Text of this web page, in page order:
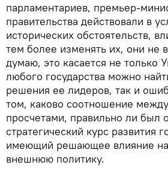
парламентариев, премьер-
правительства действовали в
исторических обстоятельств,
тем более изменять их, они не
думаю, это касается не только
любого государства можно
решения ее лидеров, так и
том, каково соотношение
просчетами, правильно ли был
стратегический курс развития
имеющий решающее влияние
внешнюю политику.